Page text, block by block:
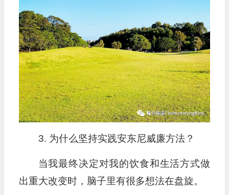
3. 为什么坚持实践安东尼威廉方法？
当我最终决定对我的饮食和生活方式做
出重大改变时，脑子里有很多想法在盘旋。